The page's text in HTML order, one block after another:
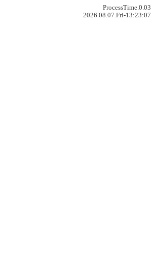
ProcessTime.0.03
2026.08.07.Fri-13:23:07